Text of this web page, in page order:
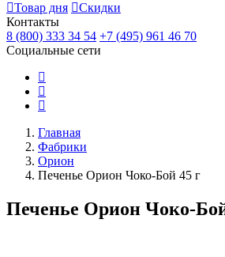
Товар дня
Скидки
Контакты
8 (800) 333 34 54 +7 (495) 961 46 70
Социальные сети
Главная
Фабрики
Орион
Печенье Орион Чоко-Бой 45 г
Печенье Орион Чоко-